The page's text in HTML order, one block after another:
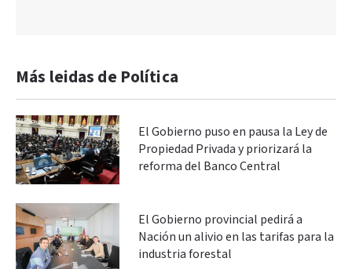
Más leidas de Política
El Gobierno puso en pausa la Ley de
Propiedad Privada y priorizará la
reforma del Banco Central
El Gobierno provincial pedirá a
Nación un alivio en las tarifas para la
industria forestal